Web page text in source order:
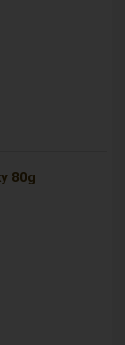
80g